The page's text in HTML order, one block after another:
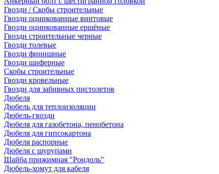
Гвозди / Скобы строительные
Гвозди оцинкованные винтовые
Гвозди оцинкованные ершёные
Гвозди строительные черные
Гвозди толевые
Гвозди финишные
Гвозди шиферные
Скобы строительные
Гвозди кровельные
Гвозди для забивных пистолетов
Дюбеля
Дюбель для теплоизоляции
Дюбель-гвозди
Дюбеля для газобетона, пенобетона
Дюбеля для гипсокартона
Дюбеля распорные
Дюбеля с шурупами
Шайба прижимная "Рондоль"
Дюбель-хомут для кабеля